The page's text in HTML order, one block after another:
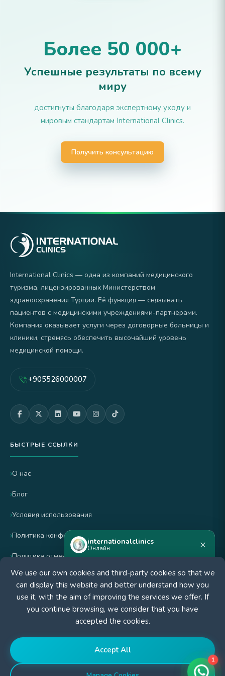
Более 50 000+
Успешные результаты по всему
миру
достигнуты благодаря экспертному уходу и
мировым стандартам International Clinics.
Получить консультацию
Нужна помощь?
Напишите в WhatsApp — ответим
Начать чат
International Clinics — одна из компаний медицинского
туризма, лицензированных Министерством
здравоохранения Турции. Её функция — связывать
пациентов с медицинскими учреждениями-партнёрами.
Компания оказывает услуги через договорные больницы и
клиники, стремясь обеспечить высочайший уровень
медицинской помощи.
+905526000007
БЫСТРЫЕ ССЫЛКИ
О нас
Блог
Условия использования
Политика конфиденциальности
Политика отмены и возврата
СЕРТИФИЦИРОВАНО
We use our own cookies and third-party cookies so that we
can display this website and better understand how you
use it, with the aim of improving the services we offer. If
you continue browsing, we consider that you have
accepted the cookies.
Accept All
Manage Cookies